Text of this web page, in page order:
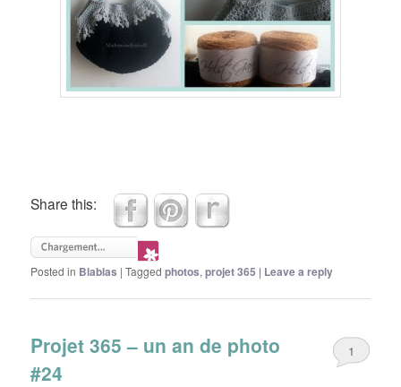
Share this:
Posted in Blablas |Tagged photos,projet 365 | Leave a reply
Projet 365 – un an de photo
#24
1